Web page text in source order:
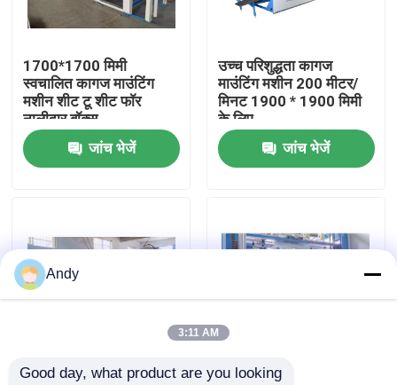
कारखाना भ्रमण
गुणवत्ता नियंत्रण
हाई स्पीड बांसुरी लैमिनेटर मशीन
लिथो लेमिनेटर
1700*1700 मिमी
स्वचालित कागज माउंटिंग
मशीन शीट टू शीट फॉर
नालीदार बॉक्स
जांच भेजें
उच्च परिशुद्धता कागज
माउंटिंग मशीन 200 मीटर/
मिनट 1900 * 1900 मिमी
के लिए
जांच भेजें
नालीदार कार्डबोर्ड पेपर स्टेकर उत्पादन लाइन के साथ
Andy
3:11 AM
Good day, what product are you looking